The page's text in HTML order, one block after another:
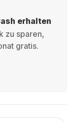
erhalten
zu sparen,
gratis.